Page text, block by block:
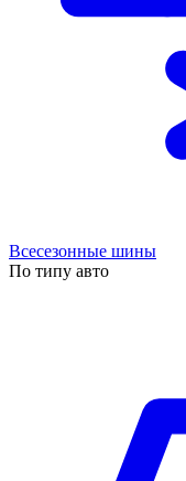
Всесезонные шины
По типу авто